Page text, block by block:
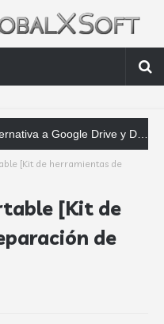
Drive y Dropbox que las empresas deberían conocer
[Kit de herramientas de
[Kit de
de